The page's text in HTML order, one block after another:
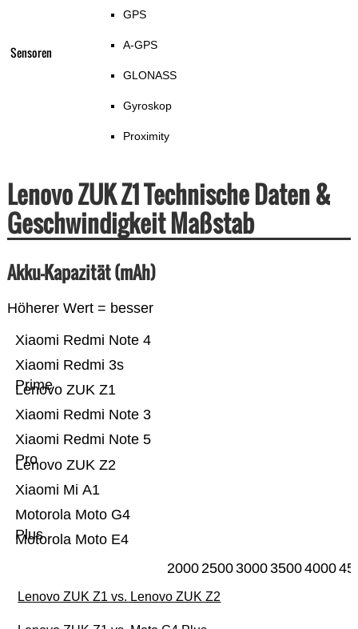
Sensoren
GPS
A-GPS
GLONASS
Gyroskop
Proximity
Lenovo ZUK Z1 Technische Daten &
Geschwindigkeit Maßstab
Akku-Kapazität (mAh)
Höherer Wert = besser
Motorola Moto E4
Motorola Moto G4
Plus
Xiaomi Mi A1
Lenovo ZUK Z2
Xiaomi Redmi Note 5
Pro
Xiaomi Redmi Note 3
Lenovo ZUK Z1
Xiaomi Redmi 3s
Prime
Xiaomi Redmi Note 4
20002500300035004000
Lenovo ZUK Z1 vs. Lenovo ZUK Z2